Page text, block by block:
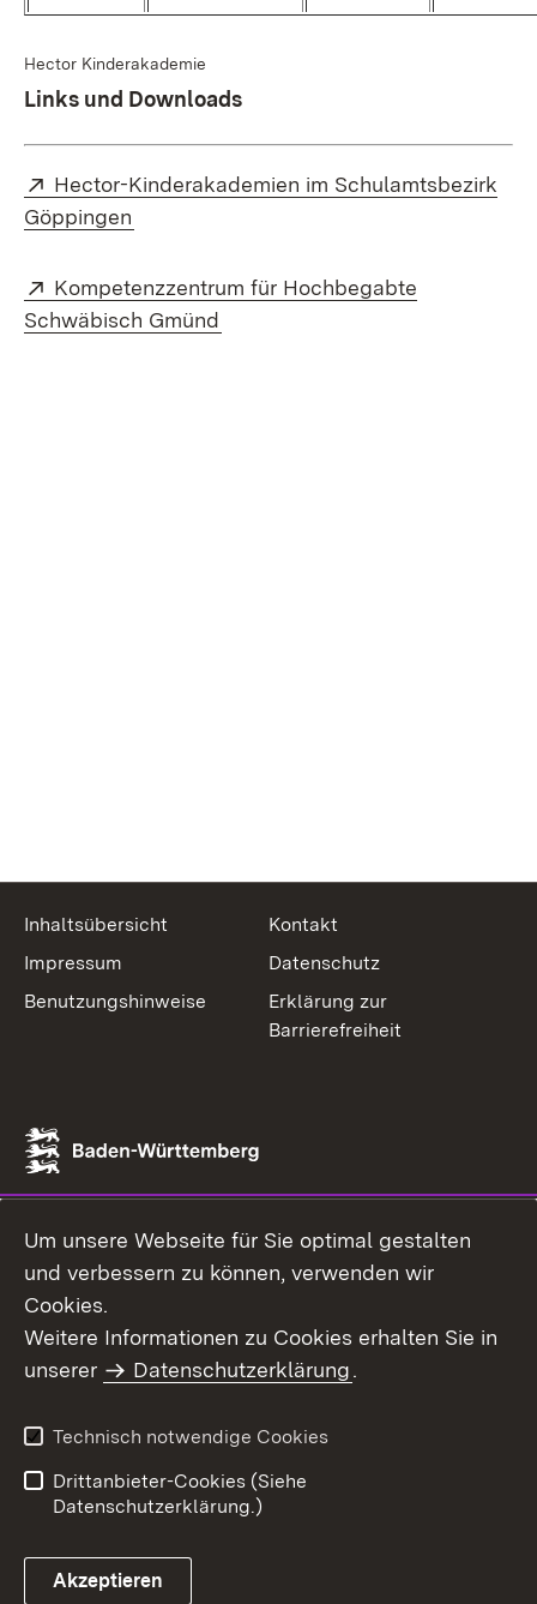
Hector Kinderakademie
Links und Downloads
Extern:
Hector-Kinderakademien im Schulamtsbezirk
Göppingen
Extern:
Kompetenzzentrum für Hochbegabte
Schwäbisch Gmünd
Inhaltsübersicht
Kontakt
Impressum
Datenschutz
Benutzungshinweise
Erklärung zur
Barrierefreiheit
Um unsere Webseite für Sie optimal gestalten
und verbessern zu können, verwenden wir
Cookies.
Weitere Informationen zu Cookies erhalten Sie in
unserer
Datenschutzerklärung.
Technisch notwendige Cookies
Drittanbieter-Cookies (Siehe
Datenschutzerklärung.)
Akzeptieren